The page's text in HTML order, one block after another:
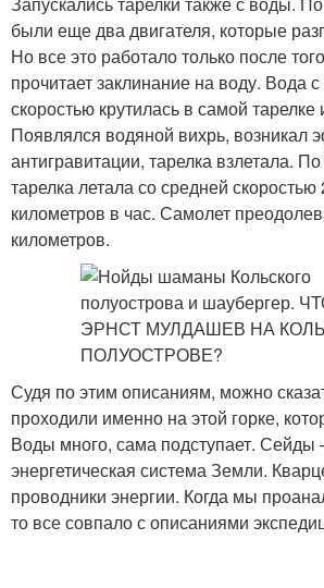
были еще два двигателя, которые
Но все это работало только после
прочитает заклинание на воду. Вода
скоростью крутилась в самой тарелке
Появлялся водяной вихрь, возникал
антигравитации, тарелка взлетала.
тарелка летала со средней
километров в час. Самолет
километров.
Судя по этим описаниям, можно
проходили именно на этой горке,
Воды много, сама подступает. Сейды
энергетическая система Земли.
проводники энергии. Когда мы
то все совпало с описаниями